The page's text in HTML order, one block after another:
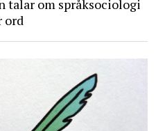
talar om språksociologi
ord